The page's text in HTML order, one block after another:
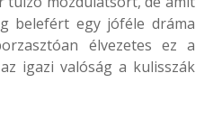
belefért egy jóféle dráma
élvezetes ez a
igazi valóság a kulisszák